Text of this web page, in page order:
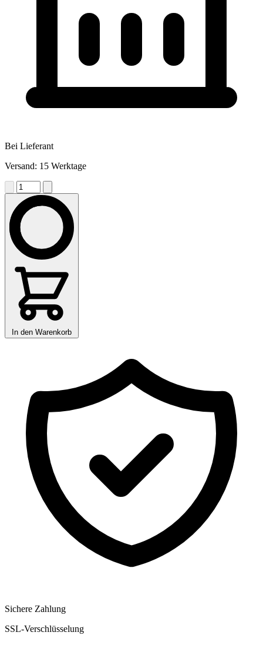
Bei Lieferant
Versand: 15 Werktage
In den Warenkorb
Sichere Zahlung
SSL-Verschlüsselung